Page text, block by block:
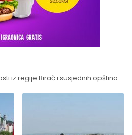
iz regije Birač i susjednih opština.